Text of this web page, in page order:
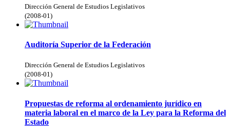
Dirección General de Estudios Legislativos
(2008-01 )
Auditoría Superior de la Federación
Dirección General de Estudios Legislativos
(2008-01)
Propuestas de reforma al ordenamiento jurídico en
materia laboral en el marco de la Ley para la Reforma del
Estado